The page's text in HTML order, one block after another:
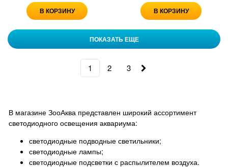
В КОРЗИНУ В КОРЗИНУ
ПОКАЗАТЬ ЕЩЕ
1 2 3
В магазине ЗооАква представлен широкий ассортимент
светодиодного освещения аквариума:
светодиодные подводные светильники;
светодиодные лампы;
светодиодные подсветки с распылителем воздуха.